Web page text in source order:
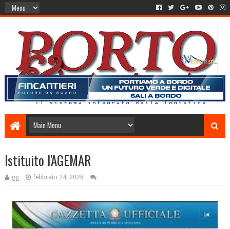
Istituito l'AGEMAR
gg febbraio 24, 2026